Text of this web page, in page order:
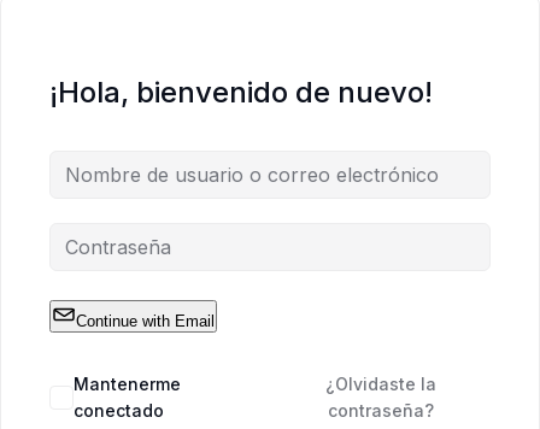
¡Hola, bienvenido de nuevo!
Continue with Email
Mantenerme
conectado
¿Olvidaste la
contraseña?